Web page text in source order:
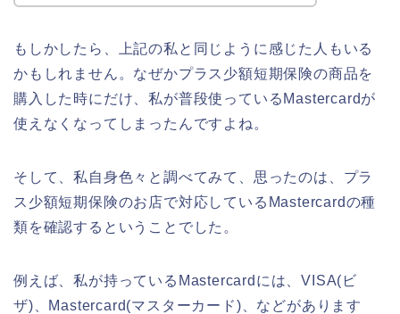
もしかしたら、上記の私と同じように感じた人もいる
かもしれません。なぜかプラス少額短期保険の商品を
購入した時にだけ、私が普段使っているMastercardが
使えなくなってしまったんですよね。
そして、私自身色々と調べてみて、思ったのは、プラ
ス少額短期保険のお店で対応しているMastercardの種
類を確認するということでした。
例えば、私が持っているMastercardには、VISA(ビ
ザ)、Mastercard(マスターカード)、などがあります